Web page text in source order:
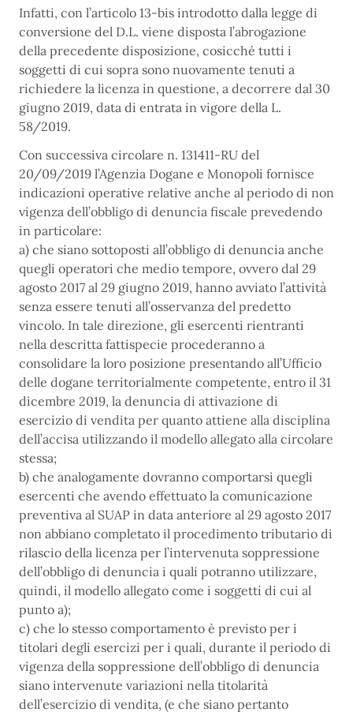
Infatti, con l’articolo 13-bis introdotto dalla legge di
conversione del D.L. viene disposta l’abrogazione
della precedente disposizione, cosicché tutti i
soggetti di cui sopra sono nuovamente tenuti a
richiedere la licenza in questione, a decorrere dal 30
giugno 2019, data di entrata in vigore della L.
58/2019.
Con successiva circolare n. 131411-RU del
20/09/2019 l’Agenzia Dogane e Monopoli fornisce
indicazioni operative relative anche al periodo di non
vigenza dell’obbligo di denuncia fiscale prevedendo
in particolare:
a) che siano sottoposti all’obbligo di denuncia anche
quegli operatori che medio tempore, ovvero dal 29
agosto 2017 al 29 giugno 2019, hanno avviato l’attività
senza essere tenuti all’osservanza del predetto
vincolo. In tale direzione, gli esercenti rientranti
nella descritta fattispecie procederanno a
consolidare la loro posizione presentando all’Ufficio
delle dogane territorialmente competente, entro il 31
dicembre 2019, la denuncia di attivazione di
esercizio di vendita per quanto attiene alla disciplina
dell’accisa utilizzando il modello allegato alla circolare
stessa;
b) che analogamente dovranno comportarsi quegli
esercenti che avendo effettuato la comunicazione
preventiva al SUAP in data anteriore al 29 agosto 2017
non abbiano completato il procedimento tributario di
rilascio della licenza per l’intervenuta soppressione
dell’obbligo di denuncia i quali potranno utilizzare,
quindi, il modello allegato come i soggetti di cui al
punto a);
c) che lo stesso comportamento è previsto per i
titolari degli esercizi per i quali, durante il periodo di
vigenza della soppressione dell’obbligo di denuncia
siano intervenute variazioni nella titolarità
dell’esercizio di vendita, (e che siano pertanto